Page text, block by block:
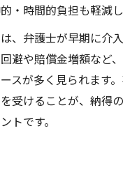
・時間的負担も軽減し
、弁護士が早期に介入
避や賠償金増額など
スが多く見られます
受けることが、納得
トです。